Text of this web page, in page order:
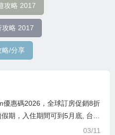
攻略 2017
攻略 2017
略/分享
優惠碼2026，全球訂房促銷8折
期，入住期間可到5月底, 台灣
03/11